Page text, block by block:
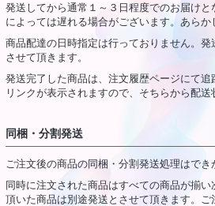
発送してから通常１～３日程度でのお届け
によっては遅れる場合がございます。あらか
商品配達の日時指定は行っておりません。
させて頂きます。
発送完了した商品は、注文履歴ページにて
リンクが表示されますので、そちらから配送
同梱・分割発送
ご注文後の商品の同梱・分割発送処理はでき
同時に注文された商品はすべての商品が揃
頂いた商品は別途発送とさせて頂きます。